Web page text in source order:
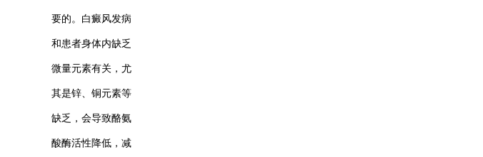
要的。白癜风发病
和患者身体内缺乏
微量元素有关，尤
其是锌、铜元素等
缺乏，会导致酪氨
酸酶活性降低，减